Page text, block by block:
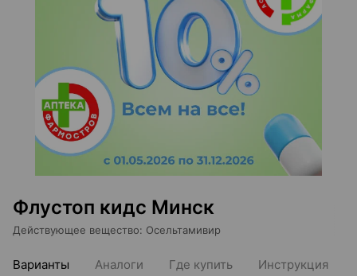
Флустоп кидс Минск
Действующее вещество: Осельтамивир
Варианты Аналоги Где купить Инструкция